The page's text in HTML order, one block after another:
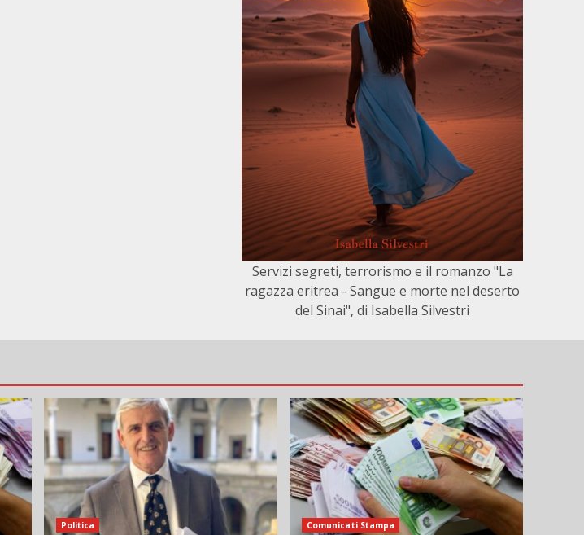
Servizi segreti, terrorismo e il romanzo "La
ragazza eritrea - Sangue e morte nel deserto
del Sinai", di Isabella Silvestri
Politica Comunicati Stampa